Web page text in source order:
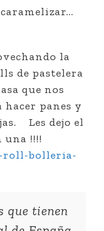
caramelizar…
la
de pastelera
que nos
panes y
Les dejo el
una !!!!
roll-bolleria-
que tienen